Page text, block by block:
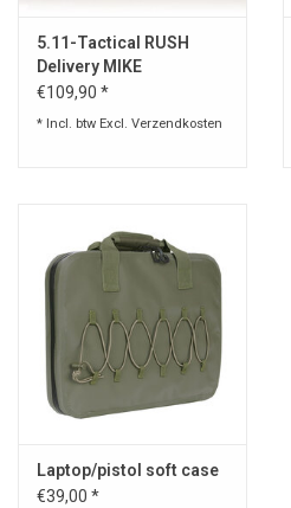
Survival
5.11-Tactical RUSH
Delivery MIKE
€109,90 *
* Incl. btw Excl. Verzendkosten
Laptop/pistol soft case
€39,00 *